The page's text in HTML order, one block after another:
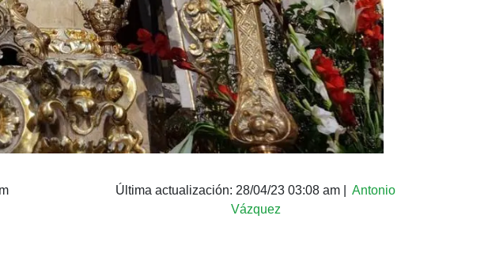
Última actualización: 28/04/23 03:08 am
Antonio
Vázquez